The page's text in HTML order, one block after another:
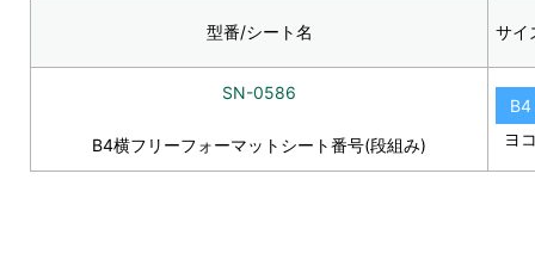
型番/シート名 サイ
SN-0586
B4横フリーフォーマットシート番号(段組み)
B4
ヨ